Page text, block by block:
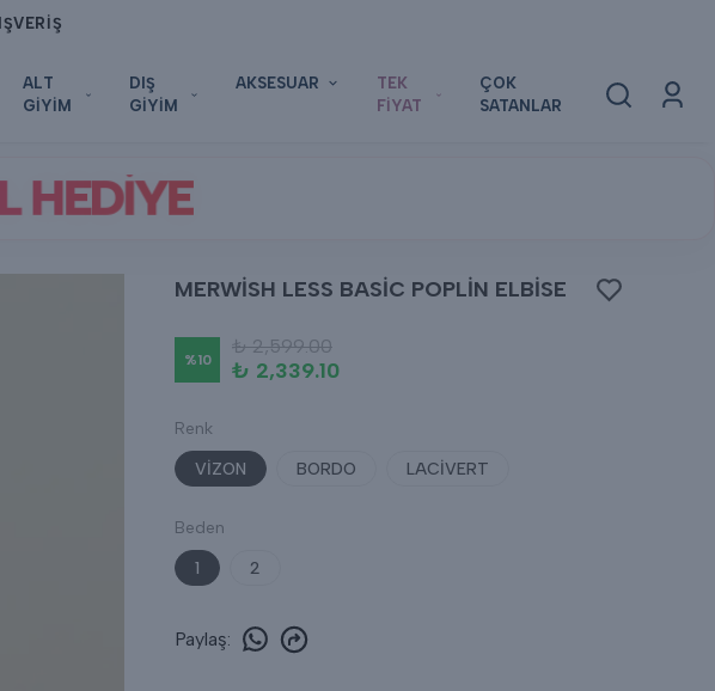
ALT
GİYİM
DIŞ
GİYİM
AKSESUAR
TEK
FİYAT
ÇOK
SATANLAR
HEDİYE
MERWİSH LESS BASİC POPLİN ELBİSE
%10
₺ 2,599.00
₺ 2,339.10
Renk
VİZON
BORDO LACİVERT
Beden
1
2
Paylaş: